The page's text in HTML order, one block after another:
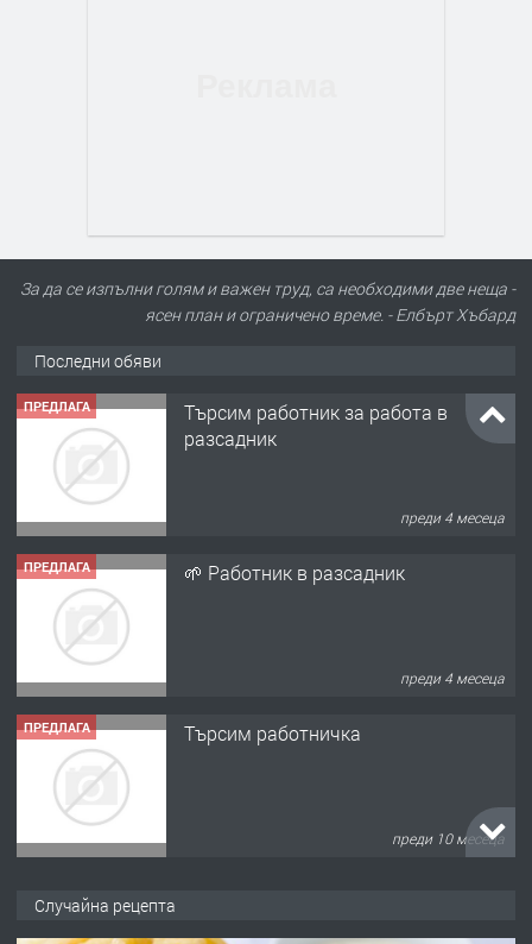
За да се изпълни голям и важен труд, са необходими две неща -
ясен план и ограничено време. - Елбърт Хъбард
Последни обяви
ПРЕДЛАГА
Търсим работник за работа в
разсадник
преди 4 месеца
ПРЕДЛАГА 🌱 Работник в разсадник
преди 4 месеца
ПРЕДЛАГА Търсим работничка
преди 10 месеца
Случайна рецепта